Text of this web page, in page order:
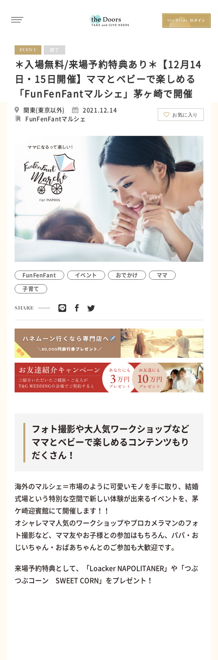
EVENT 終了
＊入場無料/来場予約特典あり＊【12月14
日・15日開催】ママとベビーで楽しめる
「FunFenFantマルシェ」茅ヶ崎で開催
関東(東京以外)
2021.12.14
FunFenFantマルシェ
お気に入り
FunFenFant イベント おでかけ
ママ
子育て
SHARE
フォト撮影や大人気ワークショップなど
ママとベビーで楽しめるコンテンツもり
だくさん！
海外のマルシェ＝市場のように可愛いモノを手に取り、結婚
式場という特別な空間で新しい体験が出来るイベントを、茅
ケ崎迎賓館にて開催します！！
オシャレママ人気のワークショップやプロカメラマンのフォ
ト撮影など、ママ友やお子様との参加はもちろん、パパ・お
じいちゃん・おばあちゃんとのご参加も大歓迎です。
来場予約特典として、「Loacker NAPOLITANER」や「つぶ
つぶコーン SWEET CORN」をプレゼント！